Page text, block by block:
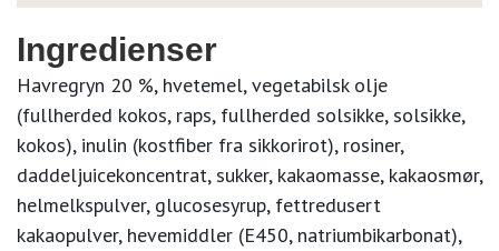
Ingredienser
Havregryn 20 %, hvetemel, vegetabilsk olje
(fullherded kokos, raps, fullherded solsikke, solsikke,
kokos), inulin (kostfiber fra sikkorirot), rosiner,
daddeljuicekoncentrat, sukker, kakaomasse, kakaosmør,
helmelkspulver, glucosesyrup, fettredusert
kakaopulver, hevemiddler (E450, natriumbikarbonat),